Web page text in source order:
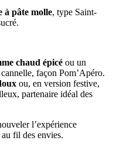
à pâte molle, type Saint-
chaud épicé ou un
façon Pom’Apéro.
ou, en version festive,
partenaire idéal des
l’expérience
fil des envies.